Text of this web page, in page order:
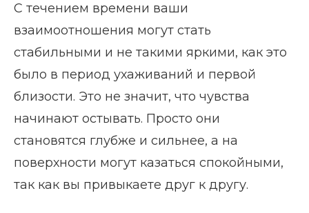
С течением времени ваши
взаимоотношения могут стать
стабильными и не такими яркими, как это
было в период ухаживаний и первой
близости. Это не значит, что чувства
начинают остывать. Просто они
становятся глубже и сильнее, а на
поверхности могут казаться спокойными,
так как вы привыкаете друг к другу.